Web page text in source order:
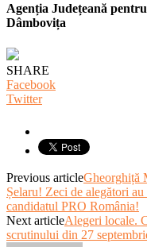
Agenția Județeană
Dâmbovița
SHARE
Facebook
Twitter
Previous articleGheorghiță
Șelaru! Zeci de alegători
candidatul PRO România!
Next articleAlegeri locale.
scrutinului din 27